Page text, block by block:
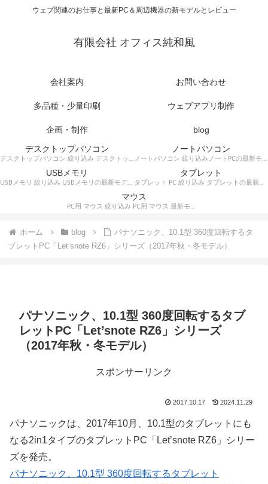
ウェブ関連のお仕事と最新PC＆周辺機器の新モデルとレビュー
有限会社 オフィス純和風
会社案内 お問い合わせ
多品種・少量印刷 ウェブアプリ制作
企画・制作
blog
デスクトップパソコン
デスクトップパソコン 絞り込み デスクトップPCの最新モデルやスペック・仕様に関する情報。
ノートパソコン
ノートパソコン 絞り込みノートPCの最新モデルやスペック・仕様に関する情報。
USBメモリ
USBメモリ 絞り込み USBメモリの最新モデルやスペック・仕様に関する情報。
タブレット
タブレット PC 絞り込み タブレットの最新モデルやスペック・仕様に関する情報。
マウス
PC用 マウス 絞り込み PC用 マウス 最新モデルやスペック・仕様に関する情報。ワイヤレスマウス、有線マウス、接続タイプなど。
ホーム blog
パナソニック、10.1型 360度回転するタ
ブレットPC「Let’snote RZ6」シリーズ（2017年秋・冬モデル）
パナソニック、10.1型 360度回転するタブ
レットPC「Let’snote RZ6」シリーズ
（2017年秋・冬モデル）
スポンサーリンク
2017.10.17 2024.11.29
パナソニックは、2017年10月、10.1型のタブレットにも
なる2in1タイプのタブレットPC「Let’snote RZ6」シリー
ズを発売。
パナソニック、10.1型 360度回転するタブレット